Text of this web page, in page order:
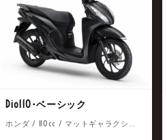
Dio110･ベーシック
ホンダ / 110cc / マットギャラクシーブラックメタリック